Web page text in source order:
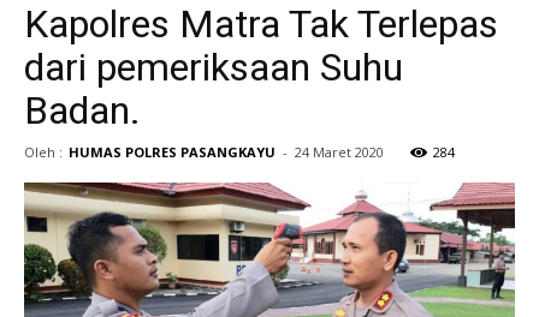
Kapolres Matra Tak Terlepas
dari pemeriksaan Suhu
Badan.
Oleh : HUMAS POLRES PASANGKAYU - 24 Maret 2020 284